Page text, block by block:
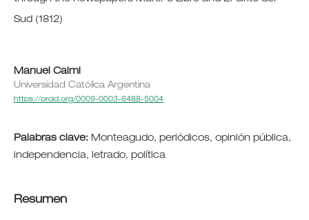
Sud (1812)
Manuel Caimi
Universidad Católica Argentina
https://orcid.org/0009-0003-6488-5004
Palabras clave: Monteagudo, periódicos, opinión pública,
independencia, letrado, política
Resumen